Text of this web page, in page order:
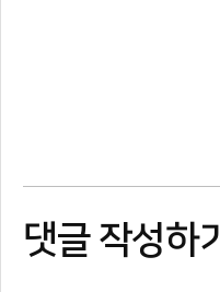
댓글 작성하기